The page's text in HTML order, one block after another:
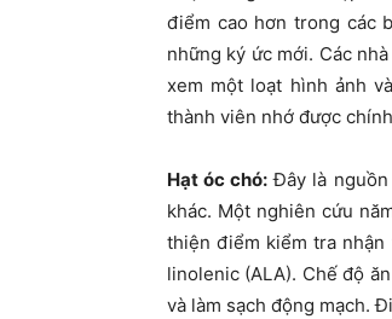
điểm cao hơn trong các
những ký ức mới. Các
xem một loạt hình ảnh
thành viên nhớ được
Hạt óc chó: Đây là
khác. Một nghiên cứu
thiện điểm kiểm tra
linolenic (ALA). Chế độ
và làm sạch động mạch.